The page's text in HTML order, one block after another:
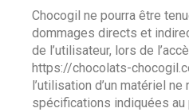
Chocogil ne pourra être
dommages directs et
de l’utilisateur, lors de
https://chocolats-
l’utilisation d’un matériel
spécifications indiquées au